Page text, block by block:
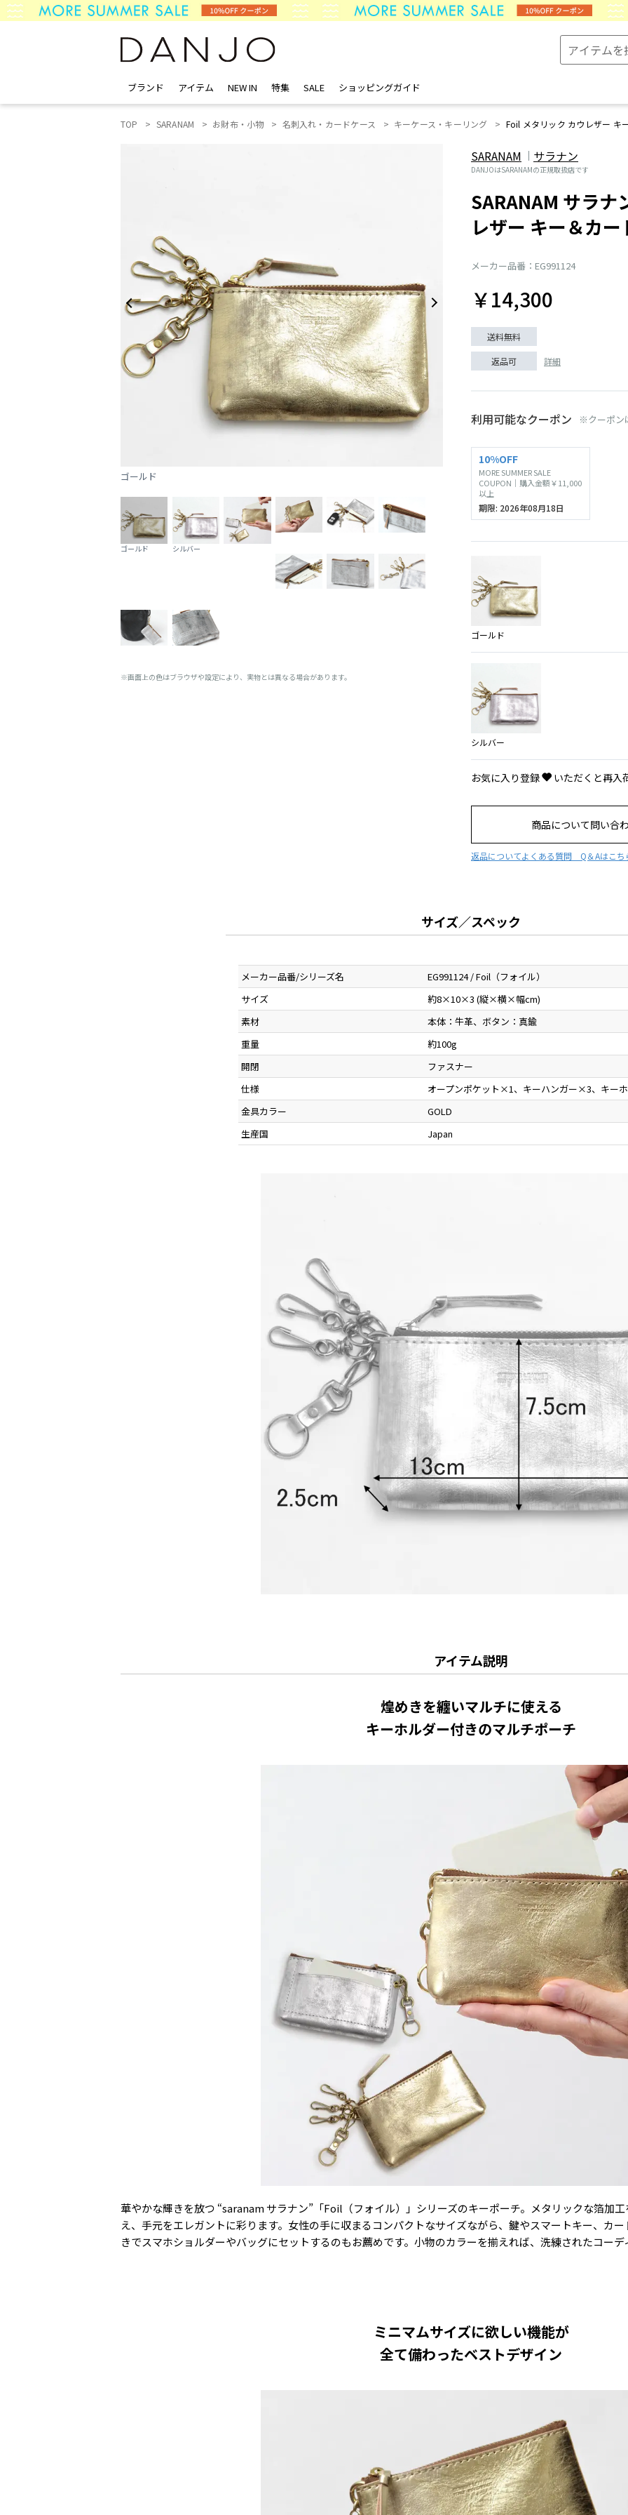
ブランド アイテム NEW IN 特集 SALE ショッピングガイド
TOP SARANAM お財布・小物 名刺入れ・カードケース キーケース・キーリング Foil メタリック カウレザー キ
ゴールド
ゴールド シルバー
※画面上の色はブラウザや設定により、実物とは異なる場合があります。
SARANAM サラナン
DANJOはSARANAMの正規取扱店です
SARANAM サラナ
レザー キー＆カー
メーカー品番：EG991124
￥14,300
送料無料
返品可 詳細
利用可能なクーポン ※クーポン
10%OFF
MORE SUMMER SALE
COUPON｜購入金額￥11,000
以上
期限: 2026年08月18日
ゴールド
シルバー
お気に入り登録 いただくと再入
商品について問い合
返品についてよくある質問 Q＆Aはこち
サイズ／スペック
メーカー品番/シリーズ名
EG991124 / Foil（フォイル）
サイズ
約8×10×3 (縦×横×幅cm)
素材
本体：牛革、ボタン：真鍮
重量
約100g
開閉
ファスナー
仕様
オープンポケット×1、キーハンガー×3、キー
金具カラー
GOLD
生産国
Japan
アイテム説明
煌めきを纏いマルチに使える
キーホルダー付きのマルチポーチ
華やかな輝きを放つ “saranam サラナン”「Foil（フォイル）」シリーズのキーポーチ。メタリックな箔加
え、手元をエレガントに彩ります。女性の手に収まるコンパクトなサイズながら、鍵やスマートキー、カ
きでスマホショルダーやバッグにセットするのもお薦めです。小物のカラーを揃えれば、洗練されたコーデ
ミニマムサイズに欲しい機能が
全て備わったベストデザイン